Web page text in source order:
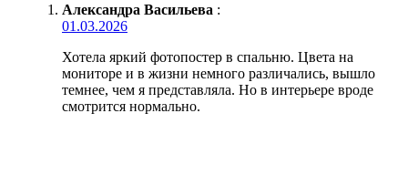
Александра Васильева :
01.03.2026
Хотела яркий фотопостер в спальню. Цвета на
мониторе и в жизни немного различались, вышло
темнее, чем я представляла. Но в интерьере вроде
смотрится нормально.